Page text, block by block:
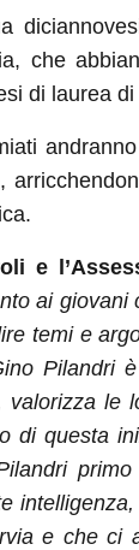
diciannove
che
di laurea
e
ai
temi e
Pilandri
valorizza le
di questa
e che ci